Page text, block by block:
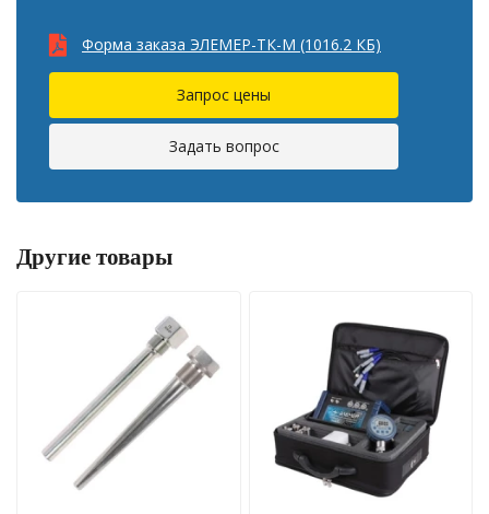
Форма заказа ЭЛЕМЕР-ТК-М (1016.2 КБ)
Запрос цены
Задать вопрос
Другие товары